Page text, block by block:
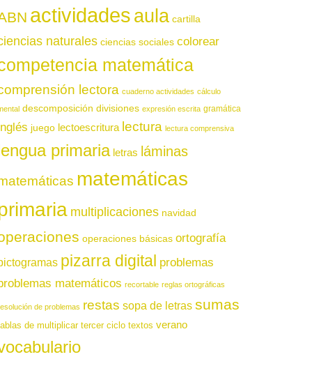
actividadesaula cartilla
naturales ciencias sociales colorear
matemática
lectora cuaderno actividades cálculo
descomposición divisiones expresión escrita gramática
juego lectoescritura lectura lectura comprensiva
primaria letras láminas
matemáticas
multiplicaciones navidad
operaciones básicas ortografía
pizarra digital problemas
matemáticos recortable reglas ortográficas
de problemas restas sopa de letras sumas
de multiplicar tercer ciclo textos verano